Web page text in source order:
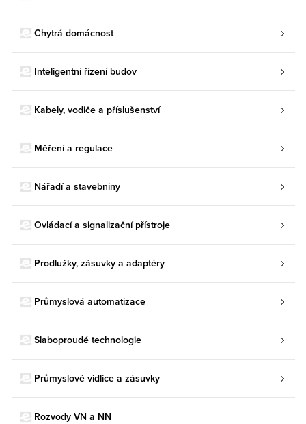
Chytrá domácnost
Inteligentní řízení budov
Kabely, vodiče a příslušenství
Měření a regulace
Nářadí a stavebniny
Ovládací a signalizační přístroje
Prodlužky, zásuvky a adaptéry
Průmyslová automatizace
Slaboproudé technologie
Průmyslové vidlice a zásuvky
Rozvody VN a NN